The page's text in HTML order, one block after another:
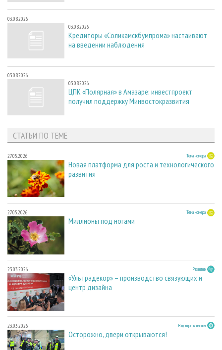
03.08.2026
03.08.2026
Кредиторы «Соликамскбумпрома» настаивают
на введении наблюдения
03.08.2026
03.08.2026
ЦПК «Полярная» в Амазаре: инвестпроект
получил поддержку Минвостокразвития
СТАТЬИ ПО ТЕМЕ
27.05.2026 Тема номера
Новая платформа для роста и технологического
развития
27.05.2026 Тема номера
Миллионы под ногами
23.03.2026 Развитие
«Ультрадекор» – производство связующих и
центр дизайна
23.03.2026 В центре внимания
Осторожно, двери открываются!